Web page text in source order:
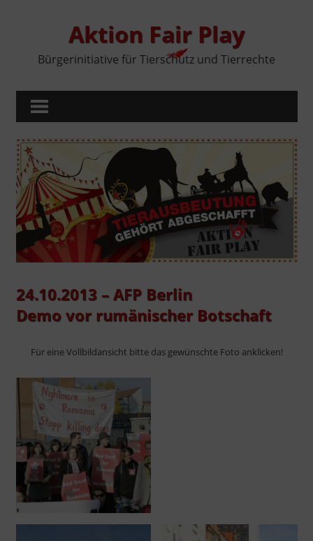
Aktion Fair Play
Bürgerinitiative für Tierschutz und Tierrechte
24.10.2013 – AFP Berlin
Demo vor rumänischer Botschaft
Für eine Vollbildansicht bitte das gewünschte Foto anklicken!